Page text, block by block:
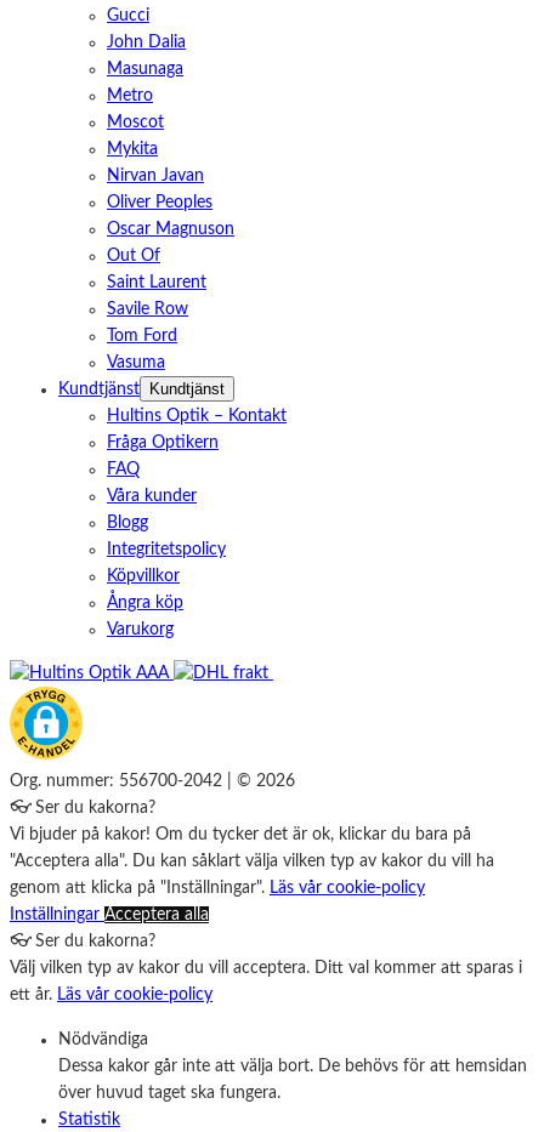
Gucci
John Dalia
Masunaga
Metro
Moscot
Mykita
Nirvan Javan
Oliver Peoples
Oscar Magnuson
Out Of
Saint Laurent
Savile Row
Tom Ford
Vasuma
Kundtjänst
Kundtjänst
Hultins Optik – Kontakt
Fråga Optikern
FAQ
Våra kunder
Blogg
Integritetspolicy
Köpvillkor
Ångra köp
Varukorg
Org. nummer: 556700-2042 | © 2026
👓 Ser du kakorna?
Vi bjuder på kakor! Om du tycker det är ok, klickar du bara på
"Acceptera alla". Du kan såklart välja vilken typ av kakor du vill ha
genom att klicka på "Inställningar". Läs vår cookie-policy
Inställningar Acceptera alla
👓 Ser du kakorna?
Välj vilken typ av kakor du vill acceptera. Ditt val kommer att sparas i
ett år. Läs vår cookie-policy
Nödvändiga
Dessa kakor går inte att välja bort. De behövs för att hemsidan
över huvud taget ska fungera.
Statistik